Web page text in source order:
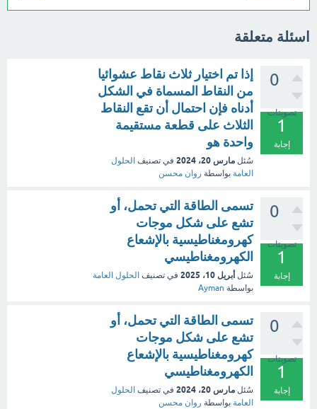
اسئلة متعلقة
0
تصويتات
1
إجابة
إذا تم اختيار ثلاث نقاط عشوائيا
من النقاط المسماة في الشكل
أدناه فإن احتمال أن تقع النقاط
الثلاث على قطعة مستقيمة
واحدة هو
سُئل مارس 20، 2024 في تصنيف الحلول
العامة بواسطة روان محسن
0
تصويتات
1
إجابة
تسمى الطاقة التي تحمل، أو
تشع على شكل موجات
كهرومغناطيسية بالإشعاع
الكهرومغناطيسي
سُئل أبريل 10، 2025 في تصنيف الحلول العامة
بواسطة Ayman
0
تصويتات
1
إجابة
تسمى الطاقة التي تحمل، أو
تشع على شكل موجات
كهرومغناطيسية بالإشعاع
الكهرومغناطيسي
سُئل مارس 20، 2024 في تصنيف الحلول
العامة بواسطة روان محسن